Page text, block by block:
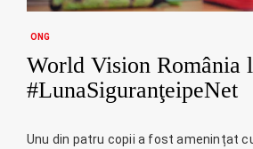
ONG
World Vision România
#LunaSiguranţeipeNet
Unu din patru copii a fost amenințat